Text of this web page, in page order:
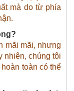
mà do từ phía
mãi mãi, nhưng
nhiên, chúng tôi
toàn có thể